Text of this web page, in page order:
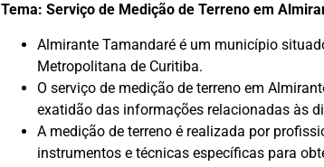
Tema: Serviço de Medição de Terreno em
Almirante Tamandaré é um município
Metropolitana de Curitiba.
O serviço de medição de terreno em
exatidão das informações relacionadas às
A medição de terreno é realizada por
instrumentos e técnicas específicas para